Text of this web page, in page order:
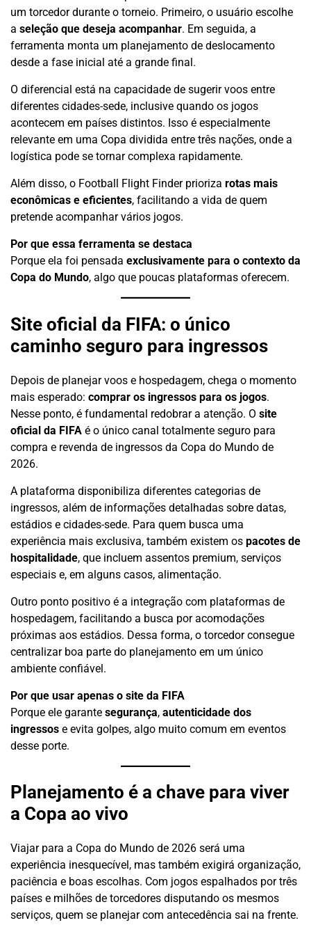
um torcedor durante o torneio. Primeiro, o usuário escolhe
a seleção que deseja acompanhar. Em seguida, a
ferramenta monta um planejamento de deslocamento
desde a fase inicial até a grande final.
O diferencial está na capacidade de sugerir voos entre
diferentes cidades-sede, inclusive quando os jogos
acontecem em países distintos. Isso é especialmente
relevante em uma Copa dividida entre três nações, onde a
logística pode se tornar complexa rapidamente.
Além disso, o Football Flight Finder prioriza rotas mais
econômicas e eficientes, facilitando a vida de quem
pretende acompanhar vários jogos.
Por que essa ferramenta se destaca
Porque ela foi pensada exclusivamente para o contexto da
Copa do Mundo, algo que poucas plataformas oferecem.
Site oficial da FIFA: o único
caminho seguro para ingressos
Depois de planejar voos e hospedagem, chega o momento
mais esperado: comprar os ingressos para os jogos.
Nesse ponto, é fundamental redobrar a atenção. O site
oficial da FIFA é o único canal totalmente seguro para
compra e revenda de ingressos da Copa do Mundo de
2026.
A plataforma disponibiliza diferentes categorias de
ingressos, além de informações detalhadas sobre datas,
estádios e cidades-sede. Para quem busca uma
experiência mais exclusiva, também existem os pacotes de
hospitalidade, que incluem assentos premium, serviços
especiais e, em alguns casos, alimentação.
Outro ponto positivo é a integração com plataformas de
hospedagem, facilitando a busca por acomodações
próximas aos estádios. Dessa forma, o torcedor consegue
centralizar boa parte do planejamento em um único
ambiente confiável.
Por que usar apenas o site da FIFA
Porque ele garante segurança, autenticidade dos
ingressos e evita golpes, algo muito comum em eventos
desse porte.
Planejamento é a chave para viver
a Copa ao vivo
Viajar para a Copa do Mundo de 2026 será uma
experiência inesquecível, mas também exigirá organização,
paciência e boas escolhas. Com jogos espalhados por três
países e milhões de torcedores disputando os mesmos
serviços, quem se planejar com antecedência sai na frente.